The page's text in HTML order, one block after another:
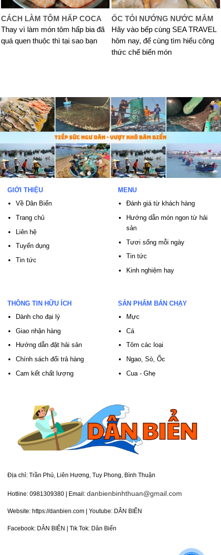
CÁCH LÀM TÔM HẤP COCA
Thay vì làm món tôm hấp bia đã
quá quen thuộc thì tại sao bạn
ỐC TỎI NƯỚNG NƯỚC MẮM
Hãy vào bếp cùng SEA TRAVEL
hôm nay, để cùng tìm hiểu công
thức chế biến món
GIỚI THIỆU
Về Dân Biển
Trang chủ
Liên hệ
Tuyển dụng
Tin tức
MENU
Đánh giá từ khách hàng
Hướng dẫn món ngon từ hải
sản
Tươi sống mỗi ngày
Tin tức
Kinh nghiệm hay
THÔNG TIN HỮU ÍCH
Dành cho đại lý
Giao nhận hàng
Hướng dẫn đặt hải sản
Chính sách đổi trả hàng
Cam kết chất lượng
SẢN PHẨM BÁN CHẠY
Mực
Cá
Tôm các loại
Ngao, Sò, Ốc
Cua - Ghẹ
Địa chỉ: Trần Phú, Liên Hương, Tuy Phong, Bình Thuận
Hotline: 0981309380 | Email: danbienbinhthuan@gmail.com
Website: https://danbien.com | Youtube: DÂN BIỂN
Facebook: DÂN BIỂN | Tik Tok: Dân Biển